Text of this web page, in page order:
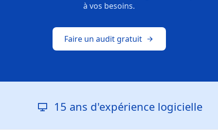
à vos besoins.
Faire un audit gratuit
15 ans d'expérience logicielle